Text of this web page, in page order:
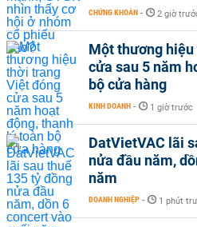
CHỨNG KHOÁN - 2 giờ
Một thương
cửa sau 5 năm
bộ cửa hàng
KINH DOANH - 1 giờ trước
DatVietVAC lãi
nửa đầu năm,
năm
DOANH NGHIỆP - 1 phút